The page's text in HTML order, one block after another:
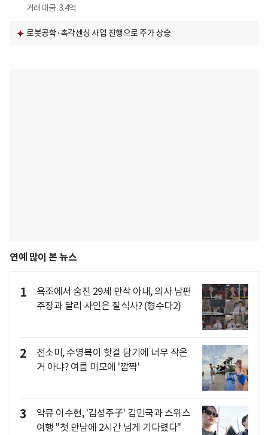
거래대금 3.4억
로봇공학·촉각센싱 사업 진행으로 주가 상승
연예 많이 본 뉴스
1
욕조에서 숨진 29세 만삭 아내, 의사 남편
주장과 달리 사인은 질식사? (형수다2)
2
전소미, 수영복이 핫걸 담기에 너무 작은
거 아냐? 여름 미모에 '깜짝'
3
악뮤 이수현, '김성주子' 김민국과 스위스
여행 "첫 만남에 2시간 넘게 기다렸다"